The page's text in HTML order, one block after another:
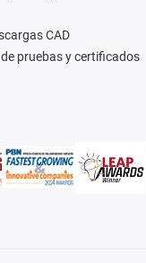
CAD
pruebas y certificados